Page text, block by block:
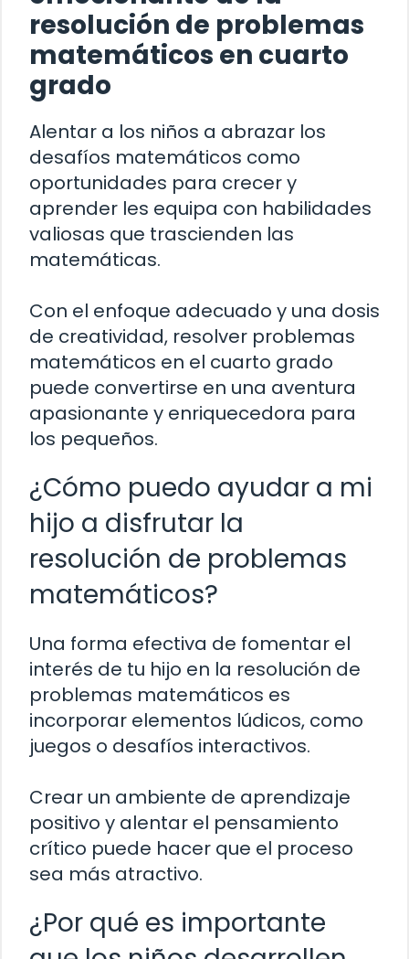
resolución de problemas
matemáticos en cuarto
grado
Alentar a los niños a abrazar los
desafíos matemáticos como
oportunidades para crecer y
aprender les equipa con habilidades
valiosas que trascienden las
matemáticas.
Con el enfoque adecuado y una dosis
de creatividad, resolver problemas
matemáticos en el cuarto grado
puede convertirse en una aventura
apasionante y enriquecedora para
los pequeños.
¿Cómo puedo ayudar a mi
hijo a disfrutar la
resolución de problemas
matemáticos?
Una forma efectiva de fomentar el
interés de tu hijo en la resolución de
problemas matemáticos es
incorporar elementos lúdicos, como
juegos o desafíos interactivos.
Crear un ambiente de aprendizaje
positivo y alentar el pensamiento
crítico puede hacer que el proceso
sea más atractivo.
¿Por qué es importante